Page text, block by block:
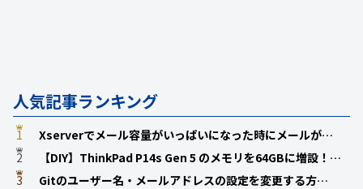
人気記事ランキング
1
Xserverでメール容量がいっぱいになった時にメールが…
2
【DIY】ThinkPad P14s Gen 5 のメモリを64GBに増設！…
3
Gitのユーザー名・メールアドレスの設定を変更する方…